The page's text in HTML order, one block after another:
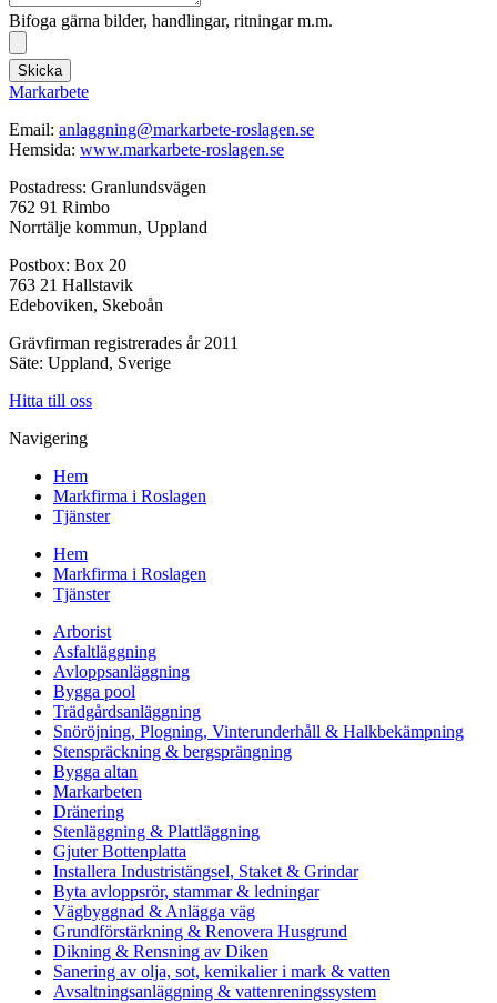
Bifoga gärna bilder, handlingar, ritningar m.m.
Skicka
Markarbete
Email: anlaggning@markarbete-roslagen.se
Hemsida: www.markarbete-roslagen.se
Postadress: Granlundsvägen
762 91 Rimbo
Norrtälje kommun, Uppland
Postbox: Box 20
763 21 Hallstavik
Edeboviken, Skeboån
Grävfirman registrerades år 2011
Säte: Uppland, Sverige
Hitta till oss
Navigering
Hem
Markfirma i Roslagen
Tjänster
Hem
Markfirma i Roslagen
Tjänster
Arborist
Asfaltläggning
Avloppsanläggning
Bygga pool
Trädgårdsanläggning
Snöröjning, Plogning, Vinterunderhåll & Halkbekämpning
Stenspräckning & bergsprängning
Bygga altan
Markarbeten
Dränering
Stenläggning & Plattläggning
Gjuter Bottenplatta
Installera Industristängsel, Staket & Grindar
Byta avloppsrör, stammar & ledningar
Vägbyggnad & Anlägga väg
Grundförstärkning & Renovera Husgrund
Dikning & Rensning av Diken
Sanering av olja, sot, kemikalier i mark & vatten
Avsaltningsanläggning & vattenreningssystem